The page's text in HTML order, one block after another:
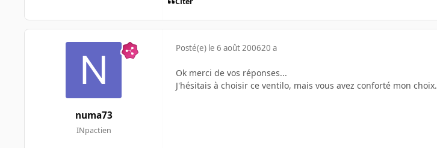
numa73
INpactien
Posté(e) le 6 août 200620 a
Ok merci de vos réponses...
J'hésitais à choisir ce ventilo, mais vous avez conforté mon choix.